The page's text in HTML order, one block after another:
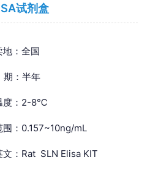
试剂盒
地：全国
：半年
度：2-8℃
围：0.157~10ng/mL
文：Rat SLN Elisa KIT